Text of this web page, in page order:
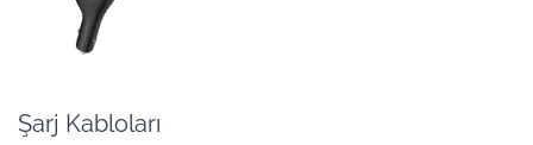
Şarj Kabloları